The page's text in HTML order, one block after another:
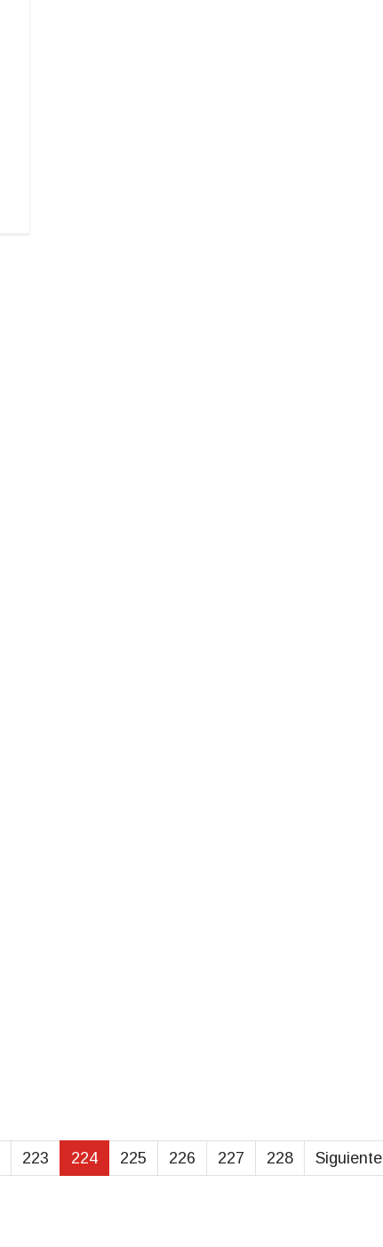
223 224 225 226 227 228 Siguiente